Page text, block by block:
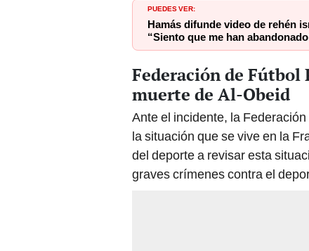
PUEDES VER:
Hamás difunde video de rehén
“Siento que me han
Federación de
muerte de Al-Obeid
Ante el incidente, la
la situación que se vive en la
del deporte a revisar esta
graves crímenes contra el